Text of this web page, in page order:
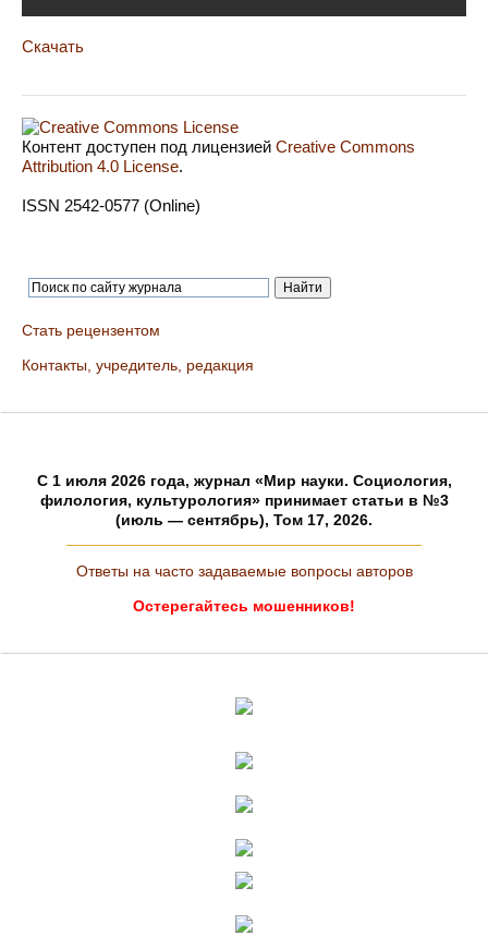
Скачать
Контент доступен под лицензией Creative Commons
Attribution 4.0 License.
ISSN 2542-0577 (Online)
Стать рецензентом
Контакты, учредитель, редакция
C 1 июля 2026 года, журнал «Мир науки. Социология,
филология, культурология» принимает статьи в №3
(июль — сентябрь), Том 17, 2026.
Ответы на часто задаваемые вопросы авторов
Остерегайтесь мошенников!